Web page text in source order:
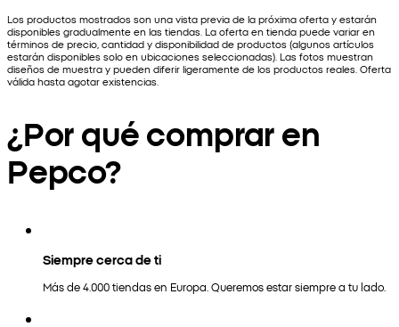
Los productos mostrados son una vista previa de la próxima oferta y estarán
disponibles gradualmente en las tiendas. La oferta en tienda puede variar en
términos de precio, cantidad y disponibilidad de productos (algunos artículos
estarán disponibles solo en ubicaciones seleccionadas). Las fotos muestran
diseños de muestra y pueden diferir ligeramente de los productos reales. Oferta
válida hasta agotar existencias.
¿Por qué comprar en
Pepco?
Siempre cerca de ti
Más de 4.000 tiendas en Europa. Queremos estar siempre a tu lado.